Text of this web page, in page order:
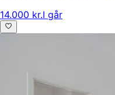
14.000 kr.I går